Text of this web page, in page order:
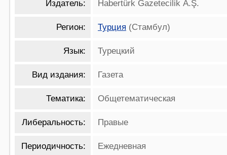
Издатель: Habertürk Gazetecilik A.Ş.
Регион: Турция (Стамбул)
Язык: Турецкий
Вид издания: Газета
Тематика: Общетематическая
Либеральность: Правые
Периодичность: Ежедневная